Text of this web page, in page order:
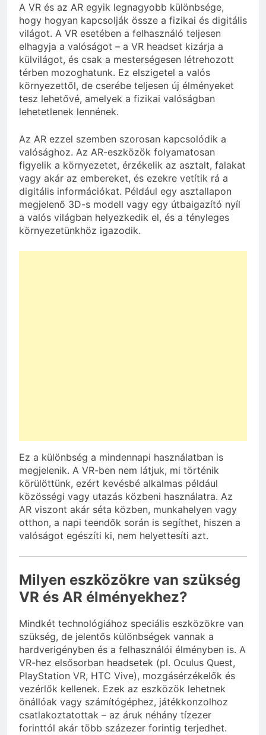
A VR és az AR egyik legnagyobb különbsége,
hogy hogyan kapcsolják össze a fizikai és digitális
világot. A VR esetében a felhasználó teljesen
elhagyja a valóságot – a VR headset kizárja a
külvilágot, és csak a mesterségesen létrehozott
térben mozoghatunk. Ez elszigetel a valós
környezettől, de cserébe teljesen új élményeket
tesz lehetővé, amelyek a fizikai valóságban
lehetetlenek lennének.
Az AR ezzel szemben szorosan kapcsolódik a
valósághoz. Az AR-eszközök folyamatosan
figyelik a környezetet, érzékelik az asztalt, falakat
vagy akár az embereket, és ezekre vetítik rá a
digitális információkat. Például egy asztallapon
megjelenő 3D-s modell vagy egy útbaigazító nyíl
a valós világban helyezkedik el, és a tényleges
környezetünkhöz igazodik.
Ez a különbség a mindennapi használatban is
megjelenik. A VR-ben nem látjuk, mi történik
körülöttünk, ezért kevésbé alkalmas például
közösségi vagy utazás közbeni használatra. Az
AR viszont akár séta közben, munkahelyen vagy
otthon, a napi teendők során is segíthet, hiszen a
valóságot egészíti ki, nem helyettesíti azt.
Milyen eszközökre van szükség
VR és AR élményekhez?
Mindkét technológiához speciális eszközökre van
szükség, de jelentős különbségek vannak a
hardverigényben és a felhasználói élményben is. A
VR-hez elsősorban headsetek (pl. Oculus Quest,
PlayStation VR, HTC Vive), mozgásérzékelők és
vezérlők kellenek. Ezek az eszközök lehetnek
önállóak vagy számítógéphez, játékkonzolhoz
csatlakoztatottak – az áruk néhány tízezer
forinttól akár több százezer forintig terjedhet.